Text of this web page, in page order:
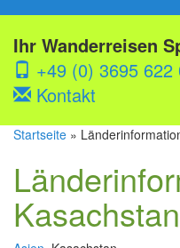
Ihr Wanderreisen
+49 (0) 3695 622
Kontakt
Startseite »
Kasachstan